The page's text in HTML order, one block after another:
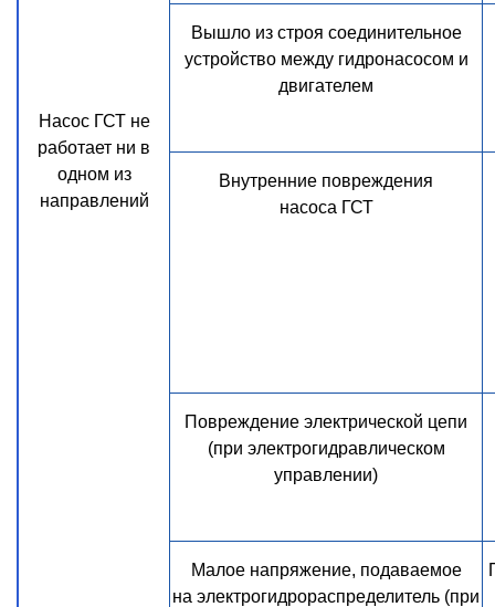
Насос ГСТ не
работает ни в
одном из
направлений
Вышло из строя соединительное
устройство между гидронасосом и
двигателем
Внутренние повреждения
насоса ГСТ
Повреждение электрической цепи
(при электрогидравлическом
управлении)
Малое напряжение, подаваемое
на электрогидрораспределитель (при